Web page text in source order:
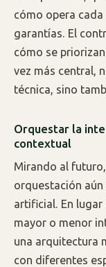
cómo opera
garantías. El
cómo se
vez más central,
técnica, sino
Orquestar la
contextual
Mirando al
orquestación
artificial. En
mayor o menor
una arquitectura
con diferentes